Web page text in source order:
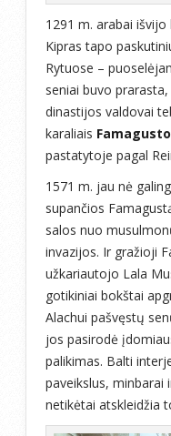
1291 m. arabai
Kipras tapo
Rytuose –
seniai buvo
dinastijos valdovai
karaliais
pastatytoje pagal
1571 m. jau nė
supančios
salos nuo
invazijos. Ir gražioji
užkariautojo Lala
gotikiniai bokštai
Alachui pašvęstų
jos pasirodė
palikimas. Balti
paveikslus, minbarai
netikėtai atskleidžia